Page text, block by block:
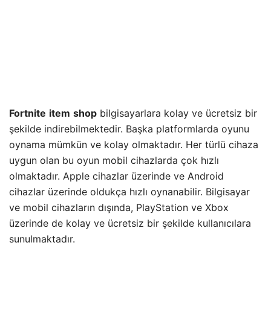
Fortnite item shop bilgisayarlara kolay ve ücretsiz bir
şekilde indirebilmektedir. Başka platformlarda oyunu
oynama mümkün ve kolay olmaktadır. Her türlü cihaza
uygun olan bu oyun mobil cihazlarda çok hızlı
olmaktadır. Apple cihazlar üzerinde ve Android
cihazlar üzerinde oldukça hızlı oynanabilir. Bilgisayar
ve mobil cihazların dışında, PlayStation ve Xbox
üzerinde de kolay ve ücretsiz bir şekilde kullanıcılara
sunulmaktadır.